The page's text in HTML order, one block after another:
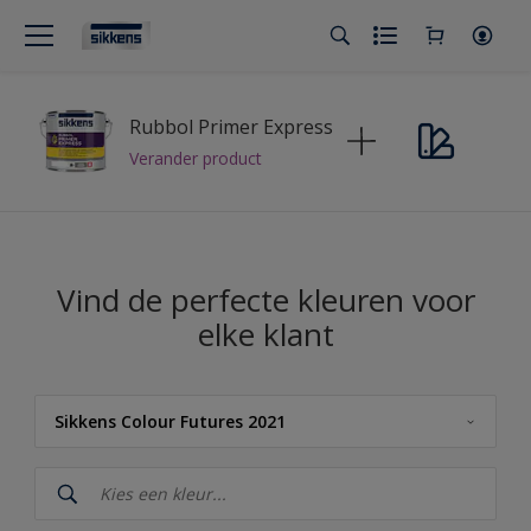
Rubbol Primer Express
Verander product
Vind de perfecte kleuren voor
elke klant
Sikkens Colour Futures 2021
Sikkens